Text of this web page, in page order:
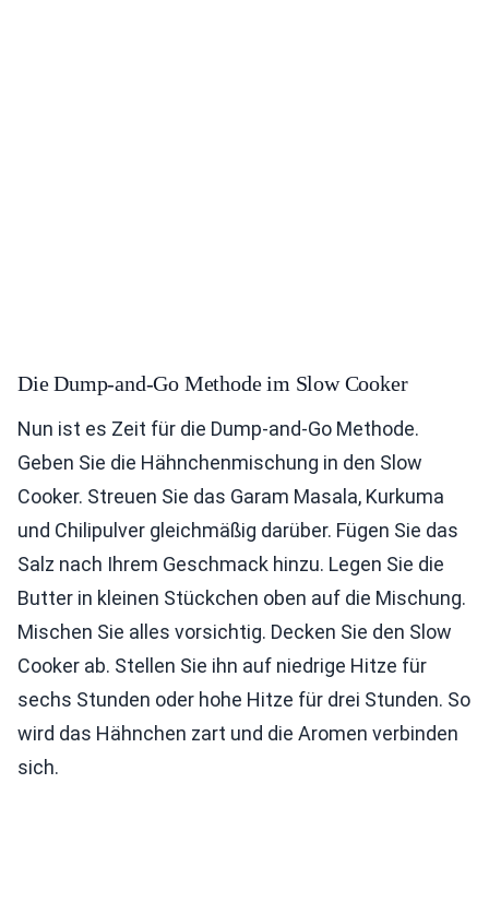
Die Dump-and-Go Methode im Slow Cooker
Nun ist es Zeit für die Dump-and-Go Methode.
Geben Sie die Hähnchenmischung in den Slow
Cooker. Streuen Sie das Garam Masala, Kurkuma
und Chilipulver gleichmäßig darüber. Fügen Sie das
Salz nach Ihrem Geschmack hinzu. Legen Sie die
Butter in kleinen Stückchen oben auf die Mischung.
Mischen Sie alles vorsichtig. Decken Sie den Slow
Cooker ab. Stellen Sie ihn auf niedrige Hitze für
sechs Stunden oder hohe Hitze für drei Stunden. So
wird das Hähnchen zart und die Aromen verbinden
sich.